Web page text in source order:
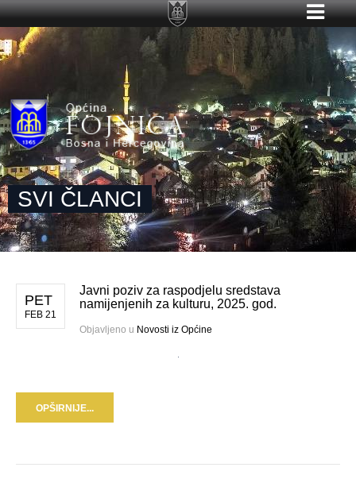
SVI ČLANCI
PET
FEB 21
Javni poziv za raspodjelu sredstava
namijenjenih za kulturu, 2025. god.
Objavljeno u Novosti iz Općine
OPŠIRNIJE...